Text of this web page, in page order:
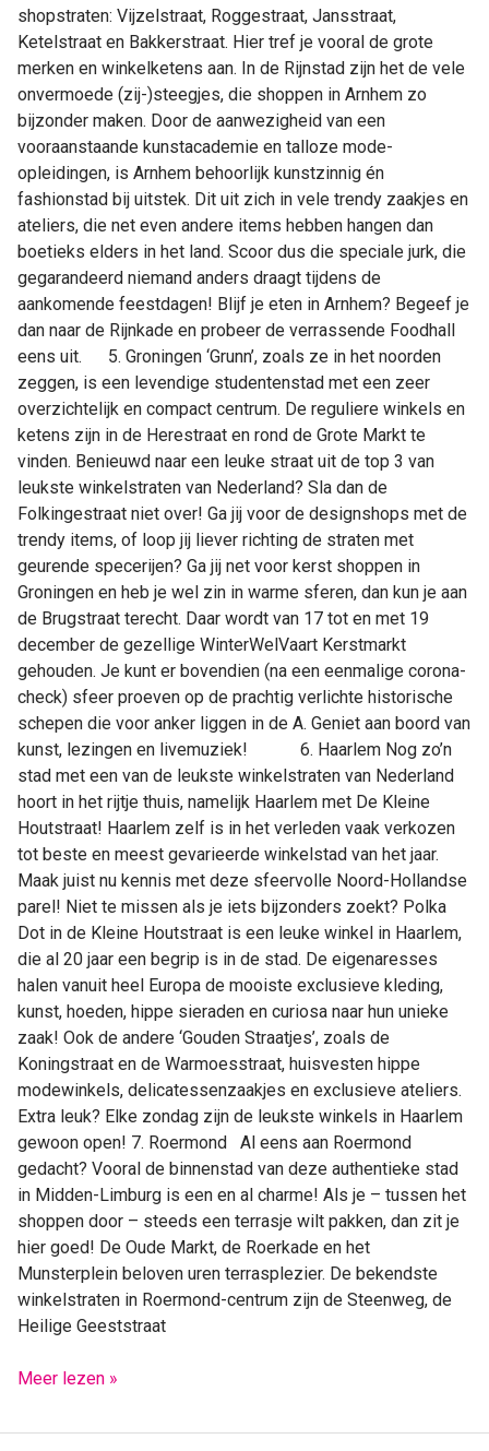
shopstraten: Vijzelstraat, Roggestraat, Jansstraat,
Ketelstraat en Bakkerstraat. Hier tref je vooral de grote
merken en winkelketens aan. In de Rijnstad zijn het de vele
onvermoede (zij-)steegjes, die shoppen in Arnhem zo
bijzonder maken. Door de aanwezigheid van een
vooraanstaande kunstacademie en talloze mode-
opleidingen, is Arnhem behoorlijk kunstzinnig én
fashionstad bij uitstek. Dit uit zich in vele trendy zaakjes en
ateliers, die net even andere items hebben hangen dan
boetieks elders in het land. Scoor dus die speciale jurk, die
gegarandeerd niemand anders draagt tijdens de
aankomende feestdagen! Blijf je eten in Arnhem? Begeef je
dan naar de Rijnkade en probeer de verrassende Foodhall
eens uit. 5. Groningen ‘Grunn’, zoals ze in het noorden
zeggen, is een levendige studentenstad met een zeer
overzichtelijk en compact centrum. De reguliere winkels en
ketens zijn in de Herestraat en rond de Grote Markt te
vinden. Benieuwd naar een leuke straat uit de top 3 van
leukste winkelstraten van Nederland? Sla dan de
Folkingestraat niet over! Ga jij voor de designshops met de
trendy items, of loop jij liever richting de straten met
geurende specerijen? Ga jij net voor kerst shoppen in
Groningen en heb je wel zin in warme sferen, dan kun je aan
de Brugstraat terecht. Daar wordt van 17 tot en met 19
december de gezellige WinterWelVaart Kerstmarkt
gehouden. Je kunt er bovendien (na een eenmalige corona-
check) sfeer proeven op de prachtig verlichte historische
schepen die voor anker liggen in de A. Geniet aan boord van
kunst, lezingen en livemuziek! 6. Haarlem Nog zo’n
stad met een van de leukste winkelstraten van Nederland
hoort in het rijtje thuis, namelijk Haarlem met De Kleine
Houtstraat! Haarlem zelf is in het verleden vaak verkozen
tot beste en meest gevarieerde winkelstad van het jaar.
Maak juist nu kennis met deze sfeervolle Noord-Hollandse
parel! Niet te missen als je iets bijzonders zoekt? Polka
Dot in de Kleine Houtstraat is een leuke winkel in Haarlem,
die al 20 jaar een begrip is in de stad. De eigenaresses
halen vanuit heel Europa de mooiste exclusieve kleding,
kunst, hoeden, hippe sieraden en curiosa naar hun unieke
zaak! Ook de andere ‘Gouden Straatjes’, zoals de
Koningstraat en de Warmoesstraat, huisvesten hippe
modewinkels, delicatessenzaakjes en exclusieve ateliers.
Extra leuk? Elke zondag zijn de leukste winkels in Haarlem
gewoon open! 7. Roermond Al eens aan Roermond
gedacht? Vooral de binnenstad van deze authentieke stad
in Midden-Limburg is een en al charme! Als je – tussen het
shoppen door – steeds een terrasje wilt pakken, dan zit je
hier goed! De Oude Markt, de Roerkade en het
Munsterplein beloven uren terrasplezier. De bekendste
winkelstraten in Roermond-centrum zijn de Steenweg, de
Heilige Geeststraat
Meer lezen »